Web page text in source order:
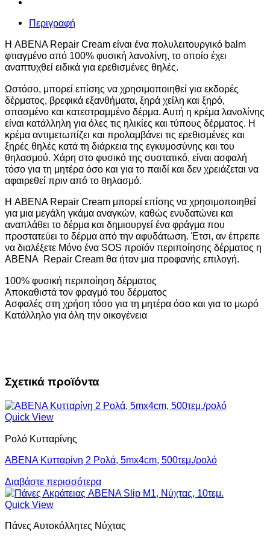
Περιγραφή
Η ABENA Repair Cream είναι ένα πολυλειτουργικό balm
φτιαγμένο από 100% φυσική λανολίνη, το οποίο έχει
αναπτυχθεί ειδικά για ερεθισμένες θηλές.
Ωστόσο, μπορεί επίσης να χρησιμοποιηθεί για εκδορές
δέρματος, βρεφικά εξανθήματα, ξηρά χείλη και ξηρό,
σπασμένο και κατεστραμμένο δέρμα. Αυτή η κρέμα λανολίνης
είναι κατάλληλη για όλες τις ηλικίες και τύπους δέρματος. Η
κρέμα αντιμετωπίζει και προλαμβάνει τις ερεθισμένες και
ξηρές θηλές κατά τη διάρκεια της εγκυμοσύνης και του
θηλασμού. Χάρη στο φυσικό της συστατικό, είναι ασφαλή
τόσο για τη μητέρα όσο και για το παιδί και δεν χρειάζεται να
αφαιρεθεί πριν από το θηλασμό.
Η ABENA Repair Cream μπορεί επίσης να χρησιμοποιηθεί
για μια μεγάλη γκάμα αναγκών, καθώς ενυδατώνει και
αναπλάθει το δέρμα και δημιουργεί ένα φράγμα που
προστατεύει το δέρμα από την αφυδάτωση. Έτσι, αν έπρεπε
να διαλέξετε Μόνο ένα SOS προϊόν περιποίησης δέρματος η
ABENA Repair Cream θα ήταν μια προφανής επιλογή.
100% φυσική περιποίηση δέρματος
Αποκαθιστά τον φραγμό του δέρματος
Ασφαλές στη χρήση τόσο για τη μητέρα όσο και για το μωρό
Κατάλληλο για όλη την οικογένεια
Σχετικά προϊόντα
Quick View
Ρολό Κυτταρίνης
ABENA Κυτταρίνη 2 Ρολά, 5mx4cm, 500τεμ./ρολό
Διαβάστε περισσότερα
Quick View
Πάνες Αυτοκόλλητες Νύχτας